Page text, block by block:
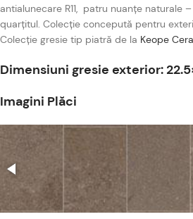
antialunecare R11, patru nuanțe naturale
quarțitul. Colecție concepută pentru
Colecție gresie tip piatră de la Keope
Dimensiuni gresie exterior:
Imagini Plăci